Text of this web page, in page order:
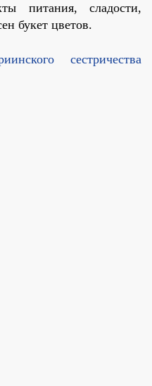
питания, сладости,
букет цветов.
сестричества